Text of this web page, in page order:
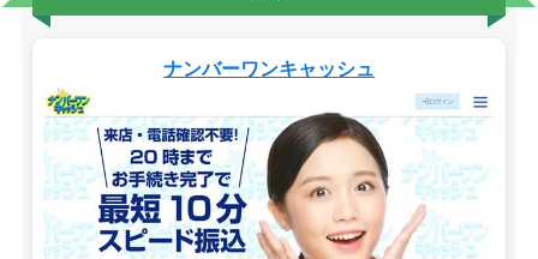
ナンバーワンキャッシュ